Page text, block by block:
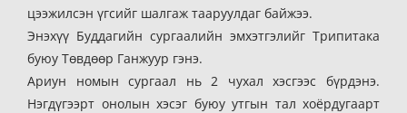
цээжилсэн үгсийг шалгаж тааруулдаг байжээ.
Энэхүү Буддагийн сургаалийн эмхэтгэлийг Трипитака
буюу Төвдөөр Ганжуур гэнэ.
Ариун номын сургаал нь 2 чухал хэсгээс бүрдэнэ.
Нэгдүгээрт онолын хэсэг буюу утгын тал хоёрдугаарт